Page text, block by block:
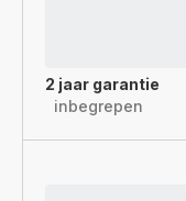
2 jaar garantie
inbegrepen